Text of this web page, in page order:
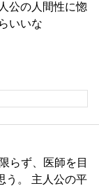
公の人間性に惚
いいな
らず、医師を目
う。 主人公の平